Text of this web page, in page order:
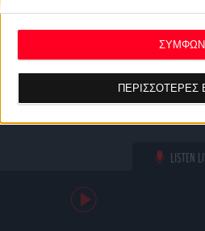
ανακαλέσετε τη συγκατάθεσή σας
επιστρέφοντας σε αυτόν τον
κουμπί "Απορρήτου" στο κάτω μέρος
ΠΕΡΙΣΣΟΤΕΡΕΣ
LISTEN